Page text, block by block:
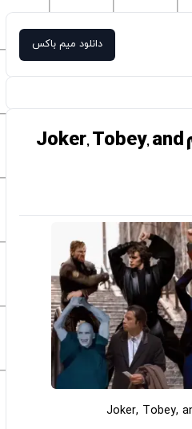
دانلود میم باکس
دانلود قالب میم خام Joker, Tobey, and
Joker, Tobey,